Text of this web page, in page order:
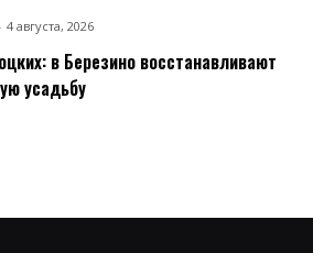
4 августа, 2026
в Березино восстанавливают
усадьбу